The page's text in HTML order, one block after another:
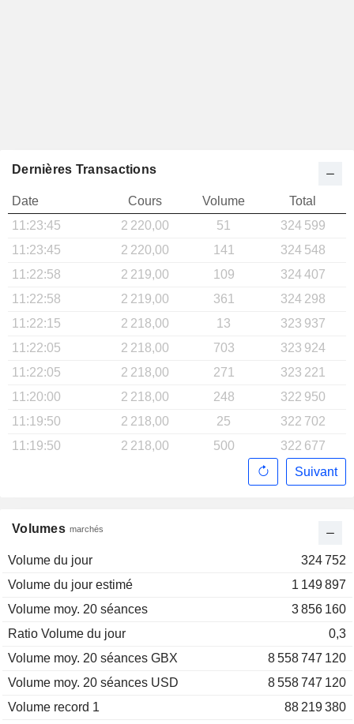
Volumes marchés
Volume du jour
324 752
Volume du jour estimé
1 149 897
Volume moy. 20 séances
3 856 160
Ratio Volume du jour
0,3
Volume moy. 20 séances GBX
8 558 747 120
Volume moy. 20 séances USD
8 558 747 120
Volume record 1
88 219 380
Dernières Transactions
Date Cours Volume
Total
11:23:45
2 220,00 51
324 599
11:23:45
2 220,00 141
324 548
11:22:58
2 219,00 109
324 407
11:22:58
2 219,00 361
324 298
11:22:15
2 218,00 13
323 937
11:22:05
2 218,00 703
323 924
11:22:05
2 218,00 271
323 221
11:20:00
2 218,00 248
322 950
11:19:50
2 218,00 25
322 702
11:19:50
2 218,00 500
322 677
Suivant